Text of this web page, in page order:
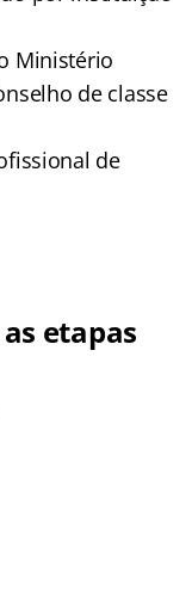
Ministério
de classe
de
as etapas